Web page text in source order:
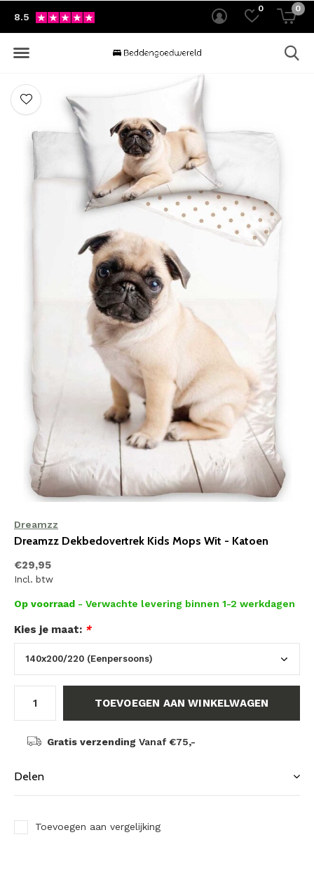
0 0
8.5
Dreamzz
Dreamzz Dekbedovertrek Kids Mops Wit - Katoen
€29,95
Incl. btw
Op voorraad - Verwachte levering binnen 1-2 werkdagen
Kies je maat: *
TOEVOEGEN AAN WINKELWAGEN
Gratis verzending Vanaf €75,-
Delen
Toevoegen aan vergelijking